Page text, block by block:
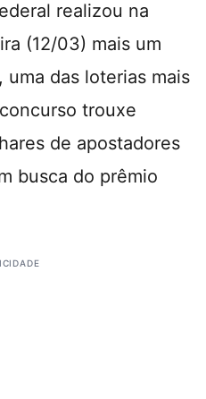
(12/03) mais um
das loterias mais
trouxe
de apostadores
busca do prêmio